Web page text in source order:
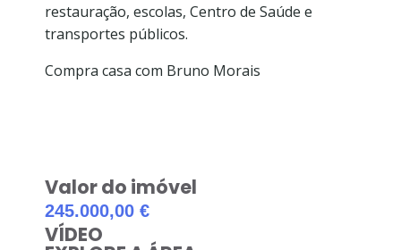
restauração, escolas, Centro de Saúde e
transportes públicos.
Compra casa com Bruno Morais
Valor do imóvel
245.000,00 €
VÍDEO